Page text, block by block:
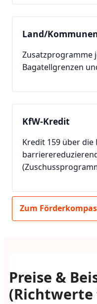
Land/
Zusatzprogramme
Bagatellgrenzen
KfW-Kredit
Kredit 159 über
Zum
Preise &
(Richtwerte